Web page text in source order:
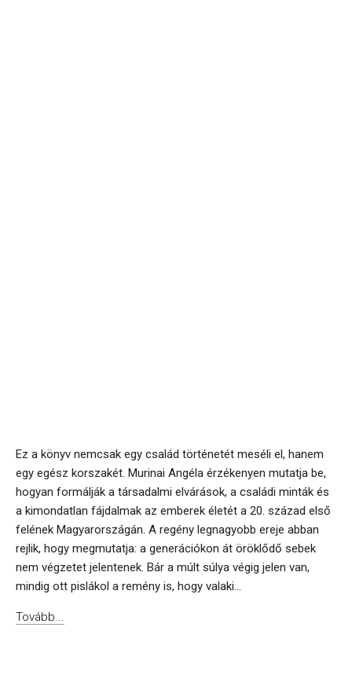
Ez a könyv nemcsak egy család történetét meséli el, hanem
egy egész korszakét. Murinai Angéla érzékenyen mutatja be,
hogyan formálják a társadalmi elvárások, a családi minták és
a kimondatlan fájdalmak az emberek életét a 20. század első
felének Magyarországán. A regény legnagyobb ereje abban
rejlik, hogy megmutatja: a generációkon át öröklődő sebek
nem végzetet jelentenek. Bár a múlt súlya végig jelen van,
mindig ott pislákol a remény is, hogy valaki...
Tovább...